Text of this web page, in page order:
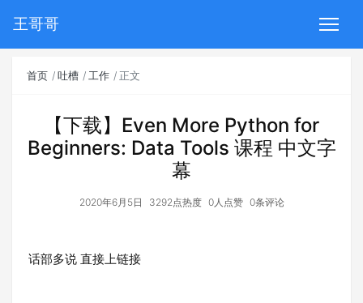
王哥哥
首页 吐槽 工作 正文
【下载】Even More Python for
Beginners: Data Tools 课程 中文字
幕
2020年6月5日 3292点热度 0人点赞 0条评论
话部多说 直接上链接